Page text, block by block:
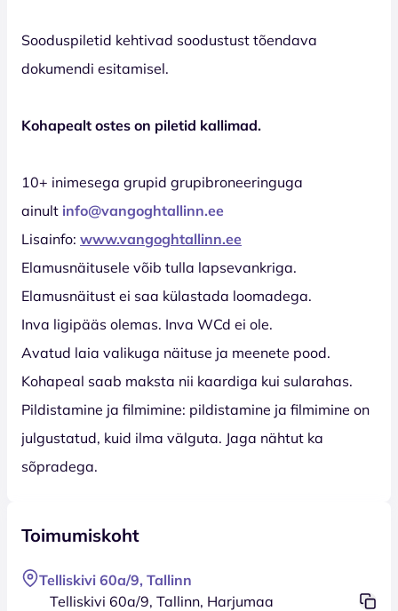
Sooduspiletid kehtivad soodustust tõendava
dokumendi esitamisel.
Kohapealt ostes on piletid kallimad.
10+ inimesega grupid grupibroneeringuga
ainult info@vangoghtallinn.ee
Lisainfo: www.vangoghtallinn.ee
Elamusnäitusele võib tulla lapsevankriga.
Elamusnäitust ei saa külastada loomadega.
Inva ligipääs olemas. Inva WCd ei ole.
Avatud laia valikuga näituse ja meenete pood.
Kohapeal saab maksta nii kaardiga kui sularahas.
Pildistamine ja filmimine: pildistamine ja filmimine on
julgustatud, kuid ilma välguta. Jaga nähtut ka
sõpradega.
Toimumiskoht
Telliskivi 60a/9, Tallinn
Telliskivi 60a/9, Tallinn, Harjumaa